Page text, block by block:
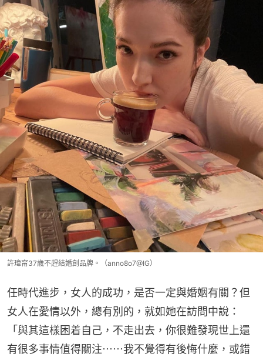
許瑋甯37歳不趕結婚創品牌。（anno8o7@IG）
任時代進步，女人的成功，是否一定與婚姻有關？但
女人在愛情以外，總有別的，就如她在訪問中說：
「與其這樣困着自己，不走出去，你很難發現世上還
有很多事情值得關注⋯⋯我不覺得有後悔什麼，或錯